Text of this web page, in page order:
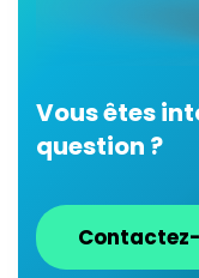
Vous êtes
question ?